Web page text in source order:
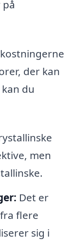
der kan
du
men
Det er
flere
sig i